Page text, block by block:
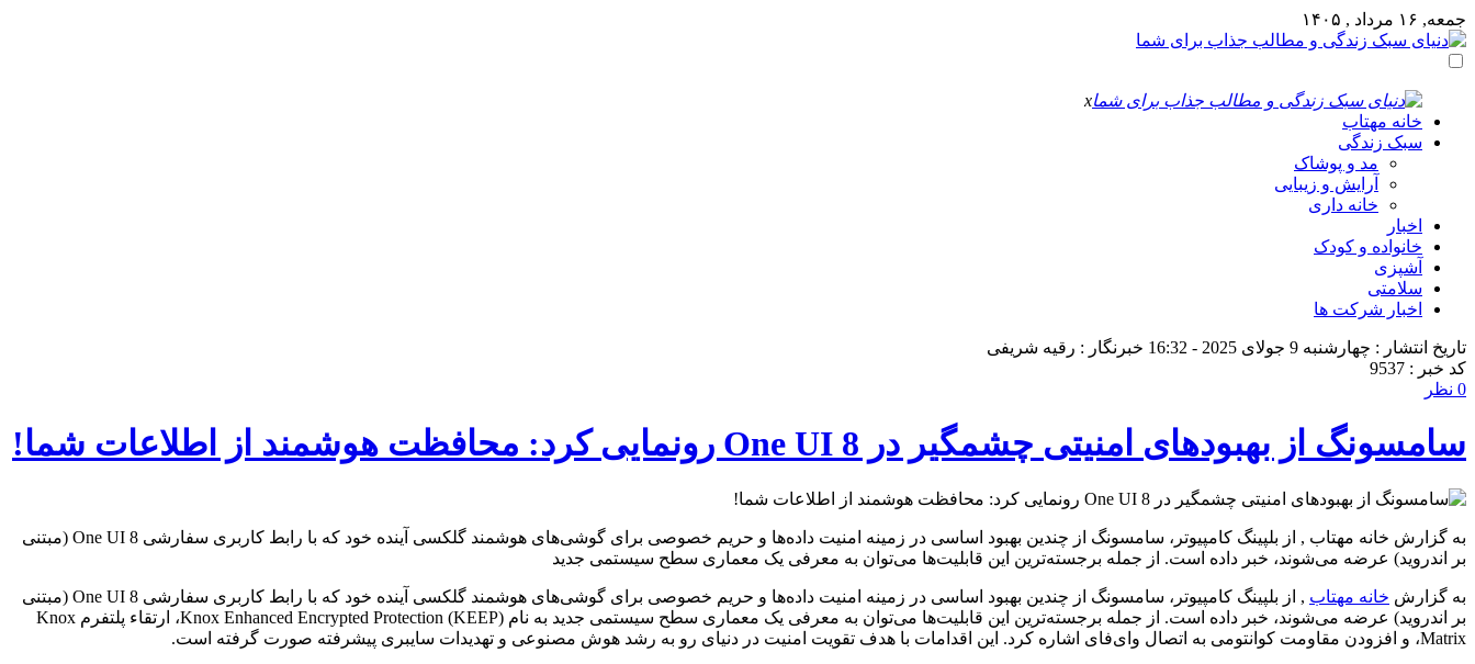
جمعه, ۱۶ مرداد , ۱۴۰۵
x
خانه مهتاب
سبک زندگی
مد و پوشاک
آرایش و زیبایی
خانه داری
اخبار
خانواده و کودک
آشپزی
سلامتی
اخبار شرکت ها
تاریخ انتشار : چهارشنبه 9 جولای 2025 - 16:32
خبرنگار : رقیه شریفی
کد خبر : 9537
0 نظر
سامسونگ از بهبودهای امنیتی چشمگیر در One UI 8 رونمایی کرد: محافظت هوشمند از اطلاعات شما!
به گزارش خانه مهتاب , از بلپینگ کامپیوتر، سامسونگ از چندین بهبود اساسی در زمینه امنیت داده‌ها و حریم خصوصی برای گوشی‌های هوشمند گلکسی آینده خود که با رابط کاربری سفارشی One UI 8 (مبتنی
بر اندروید) عرضه می‌شوند، خبر داده است. از جمله برجسته‌ترین این قابلیت‌ها می‌توان به معرفی یک معماری سطح سیستمی جدید
به گزارش خانه مهتاب
, از بلپینگ کامپیوتر، سامسونگ از چندین بهبود اساسی در زمینه امنیت داده‌ها و حریم خصوصی برای گوشی‌های هوشمند گلکسی آینده خود که با رابط کاربری سفارشی One UI 8 (مبتنی
بر اندروید) عرضه می‌شوند، خبر داده است. از جمله برجسته‌ترین این قابلیت‌ها می‌توان به معرفی یک معماری سطح سیستمی جدید به نام Knox Enhanced Encrypted Protection (KEEP)، ارتقاء پلتفرم Knox
Matrix، و افزودن مقاومت کوانتومی به اتصال وای‌فای اشاره کرد. این اقدامات با هدف تقویت امنیت در دنیای رو به رشد هوش مصنوعی و تهدیدات سایبری پیشرفته صورت گرفته است.